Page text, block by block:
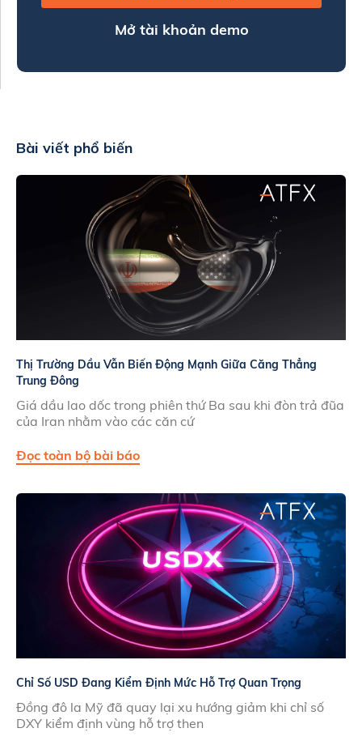
Mở tài khoản demo
Bài viết phổ biến
Thị Trường Dầu Vẫn Biến Động Mạnh Giữa Căng Thẳng
Trung Đông
Giá dầu lao dốc trong phiên thứ Ba sau khi đòn trả đũa
của Iran nhằm vào các căn cứ
Đọc toàn bộ bài báo
Chỉ Số USD Đang Kiểm Định Mức Hỗ Trợ Quan Trọng
Đồng đô la Mỹ đã quay lại xu hướng giảm khi chỉ số
DXY kiểm định vùng hỗ trợ then